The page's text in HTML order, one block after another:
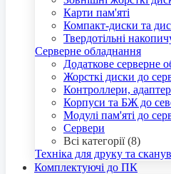
Карти пам'яті
Компакт-диски та
Твердотільні
Серверне обладнання
Додаткове серверне
Жорсткі диски до
Контроллери,
Корпуси та БЖ до
Модулі пам'яті до
Сервери
Всі категорії (8)
Техніка для друку та
Комплектуючі до ПК